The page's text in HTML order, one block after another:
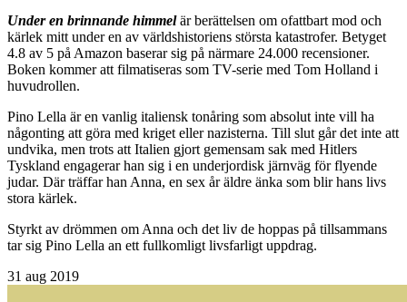
Under en brinnande himmelär berättelsen om ofattbart mod och
kärlek mitt under en av världshistoriens största katastrofer. Betyget
4.8 av 5 på Amazon baserar sig på närmare 24.000 recensioner.
Boken kommer att filmatiseras som TV-serie med Tom Holland i
huvudrollen.
Pino Lella är en vanlig italiensk tonåring som absolut inte vill ha
någonting att göra med kriget eller nazisterna. Till slut går det inte att
undvika, men trots att Italien gjort gemensam sak med Hitlers
Tyskland engagerar han sig i en underjordisk järnväg för flyende
judar. Där träffar han Anna, en sex år äldre änka som blir hans livs
stora kärlek.
Styrkt av drömmen om Anna och det liv de hoppas på tillsammans
tar sig Pino Lella an ett fullkomligt livsfarligt uppdrag.
31 aug 2019